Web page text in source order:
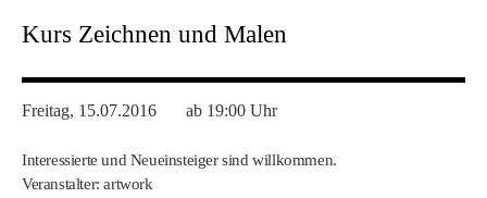
Kurs Zeichnen und Malen
Freitag, 15.07.2016 ab 19:00 Uhr
Interessierte und Neueinsteiger sind willkommen.
Veranstalter: artwork